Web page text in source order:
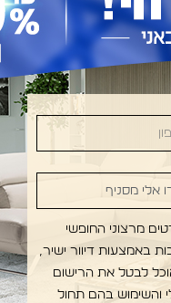
•DOLCE
מרצוני החופשי
באמצעות דיוור ישיר,
לבטל את הרישום
והשימוש בהם תחול